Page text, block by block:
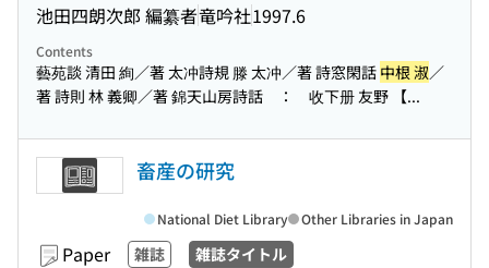
池田四朗次郎 編纂者竜吟社1997.6
Contents
藝苑談 清田 絢／著 太冲詩規 滕 太冲／著 詩窓閑話 中根 淑／
著 詩則 林 義卿／著 錦天山房詩話 ： 收下册 友野 【...
畜産の研究
Paper 雑誌 雑誌タイトル
National Diet Library Other Libraries in Japan